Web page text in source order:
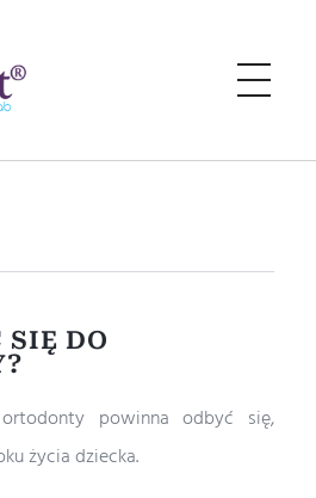
SIĘ DO
powinna odbyć się,
życia dziecka.